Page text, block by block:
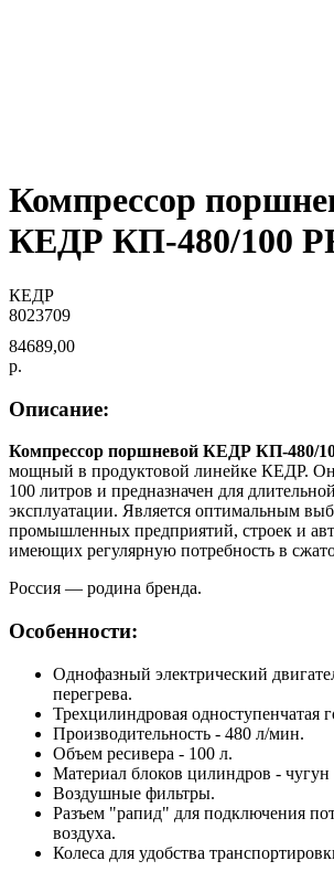
Компрессор
КЕДР КП-480/100
КЕДР
8023709
84689,00
р.
Описание:
Компрессор поршневой КЕДР КП-480/
мощный в продуктовой линейке КЕДР. Он
100 литров и предназначен для
эксплуатации. Является оптимальным
промышленных предприятий, строек и
имеющих регулярную потребность в
Россия — родина бренда.
Особенности:
Однофазный электрический
перегрева.
Трехцилиндровая одноступенчатая
Производительность - 480 л/мин.
Объем ресивера - 100 л.
Материал блоков цилиндров - чугун
Воздушные фильтры.
Разъем "рапид" для подключения
воздуха.
Колеса для удобства